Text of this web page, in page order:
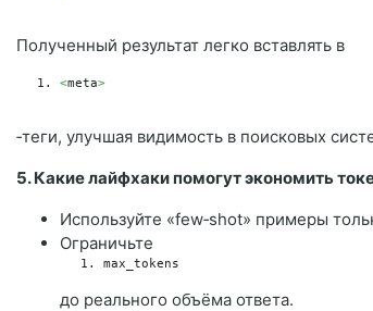
Полученный результат легко вставлять в
<meta>
‑теги, улучшая видимость в поисковых
5. Какие лайфхаки помогут экономить
Используйте «few‑shot» примеры
Ограничьте
max_tokens
до реального объёма ответа.